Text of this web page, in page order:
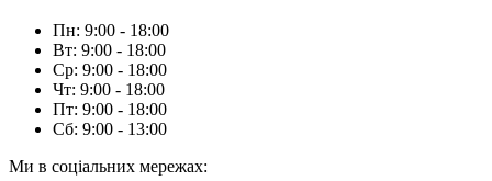
Пн: 9:00 - 18:00
Вт: 9:00 - 18:00
Ср: 9:00 - 18:00
Чт: 9:00 - 18:00
Пт: 9:00 - 18:00
Сб: 9:00 - 13:00
Ми в соціальних мережах: